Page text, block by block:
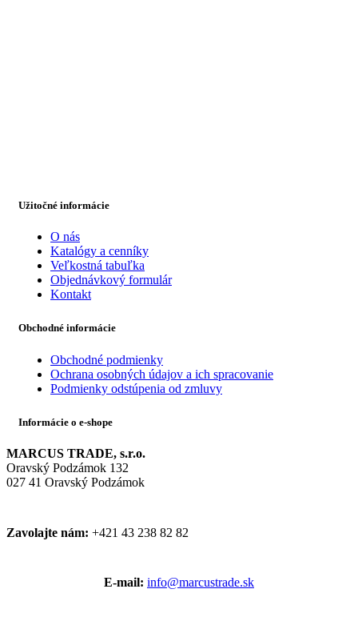
Užitočné informácie
O nás
Katalógy a cenníky
Veľkostná tabuľka
Objednávkový formulár
Kontakt
Obchodné informácie
Obchodné podmienky
Ochrana osobných údajov a ich spracovanie
Podmienky odstúpenia od zmluvy
Informácie o e-shope
MARCUS TRADE, s.r.o.
Oravský Podzámok 132
027 41 Oravský Podzámok
Zavolajte nám: +421 43 238 82 82
E-mail: info@marcustrade.sk